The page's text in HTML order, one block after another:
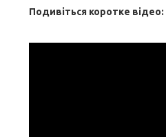
Подивіться коротке відео: